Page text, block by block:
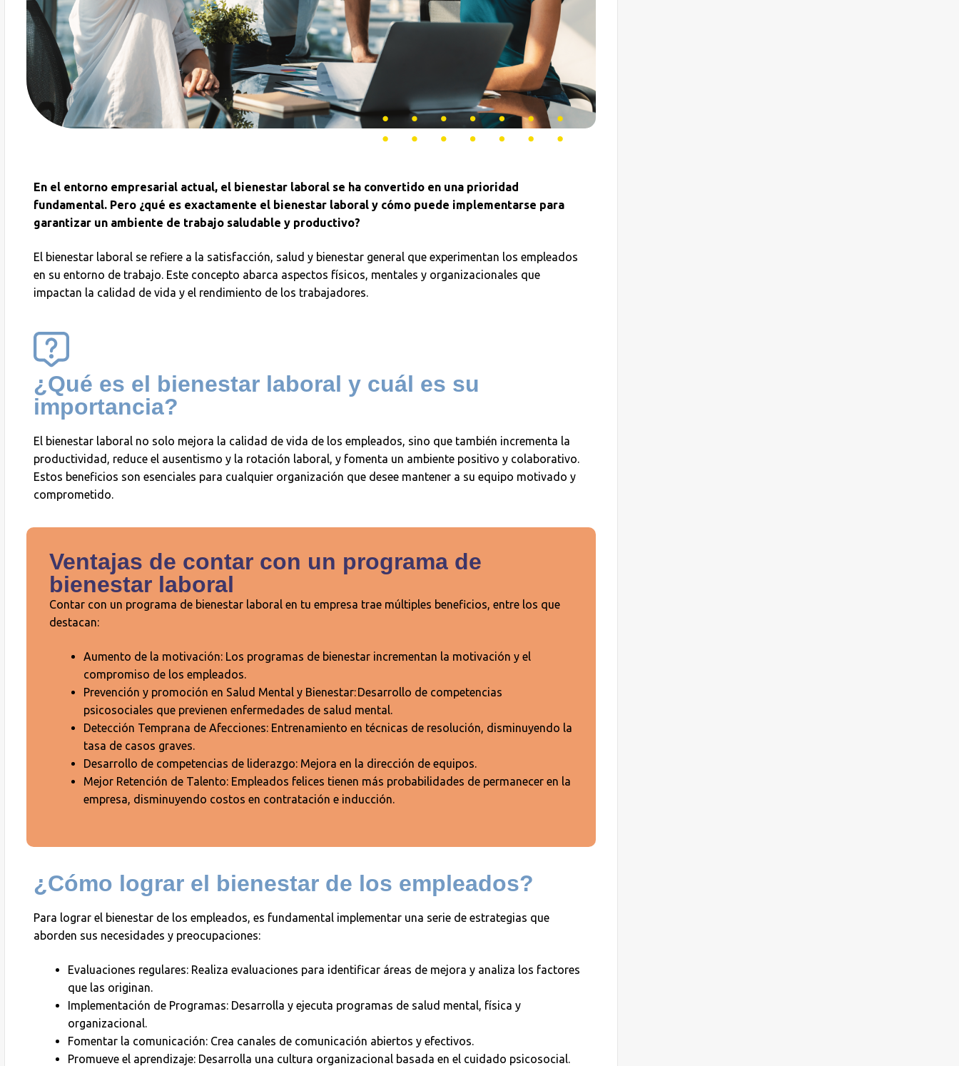
En el entorno empresarial actual, el bienestar laboral se ha convertido en una prioridad
fundamental. Pero ¿qué es exactamente el bienestar laboral y cómo puede implementarse para
garantizar un ambiente de trabajo saludable y productivo?
El bienestar laboral se refiere a la satisfacción, salud y bienestar general que experimentan los empleados
en su entorno de trabajo. Este concepto abarca aspectos físicos, mentales y organizacionales que
impactan la calidad de vida y el rendimiento de los trabajadores.
¿Qué es el bienestar laboral y cuál es su
importancia?
El bienestar laboral no solo mejora la calidad de vida de los empleados, sino que también incrementa la
productividad, reduce el ausentismo y la rotación laboral, y fomenta un ambiente positivo y colaborativo.
Estos beneficios son esenciales para cualquier organización que desee mantener a su equipo motivado y
comprometido.
Ventajas de contar con un programa de
bienestar laboral
Contar con un programa de bienestar laboral en tu empresa trae múltiples beneficios, entre los que
destacan:
Aumento de la motivación: Los programas de bienestar incrementan la motivación y el
compromiso de los empleados.
Prevención y promoción en Salud Mental y Bienestar: Desarrollo de competencias
psicosociales que previenen enfermedades de salud mental.
Detección Temprana de Afecciones: Entrenamiento en técnicas de resolución, disminuyendo la
tasa de casos graves.
Desarrollo de competencias de liderazgo: Mejora en la dirección de equipos.
Mejor Retención de Talento: Empleados felices tienen más probabilidades de permanecer en la
empresa, disminuyendo costos en contratación e inducción.
¿Cómo lograr el bienestar de los empleados?
Para lograr el bienestar de los empleados, es fundamental implementar una serie de estrategias que
aborden sus necesidades y preocupaciones:
Evaluaciones regulares: Realiza evaluaciones para identificar áreas de mejora y analiza los factores
que las originan.
Implementación de Programas: Desarrolla y ejecuta programas de salud mental, física y
organizacional.
Fomentar la comunicación: Crea canales de comunicación abiertos y efectivos.
Promueve el aprendizaje: Desarrolla una cultura organizacional basada en el cuidado psicosocial.